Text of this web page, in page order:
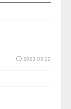
2023.03.22